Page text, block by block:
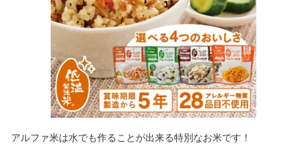
アルファ米は水でも作ることが出来る特別なお米です！